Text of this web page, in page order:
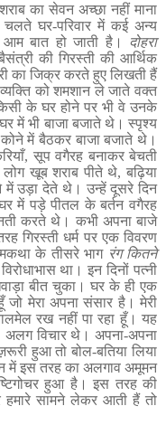
का सेवन अच्छा नहीं माना
घर-परिवार में कई अन्य
बात हो जाती है। दोहरा
की गिरस्ती की आर्थिक
का जिक्र करते हुए लिखती हैं
को शमशान ले जाते वक्त
के घर होने पर भी वे उनके
में भी बाजा बजाते थे। स्पृश्य
में बैठकर बाजा बजाते थे।
सूप वगैरह बनाकर बेचती
खूब शराब पीते थे, बढ़िया
में उड़ा देते थे। उन्हें दूसरे दिन
में पड़े पीतल के बर्तन वगैरह
करते थे। कभी अपना बाजे
गिरस्ती धर्म पर एक विवरण
के तीसरे भाग रंग कितने
था। इन दिनों पत्नी
बीत चुका। घर के ही एक
जो मेरा अपना संसार है। मेरी
रख नहीं पा रहा हूँ। यह
विचार थे। अपना-अपना
हुआ तो बोल-बतिया लिया
में इस तरह का अलगाव अमूमन
हुआ है। इस तरह की
हमारे सामने लेकर आती हैं तो